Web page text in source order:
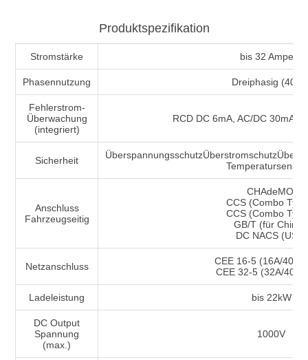
Produktspezifikation
Stromstärke bis 32 Ampere
Phasennutzung Dreiphasig
Fehlerstrom-
Überwachung
(integriert)
RCD DC 6mA, AC/DC 30mA
Sicherheit
Anschluss
Fahrzeugseitig
CHAdeMO,
CCS (Combo Typ
CCS (Combo Typ
GB/T (für
DC NACS (USA)
Netzanschluss
CEE 16-5 (16A/
CEE 32-5 (32A/
Ladeleistung bis 22kW
DC Output
Spannung
(max.)
1000V